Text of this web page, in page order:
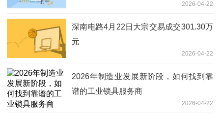
2026-04-22
深南电路4月22日大宗交易成交301.30万
元
2026-04-22
2026年制造业发展新阶段，如何找到靠
谱的工业锁具服务商
2026-04-22